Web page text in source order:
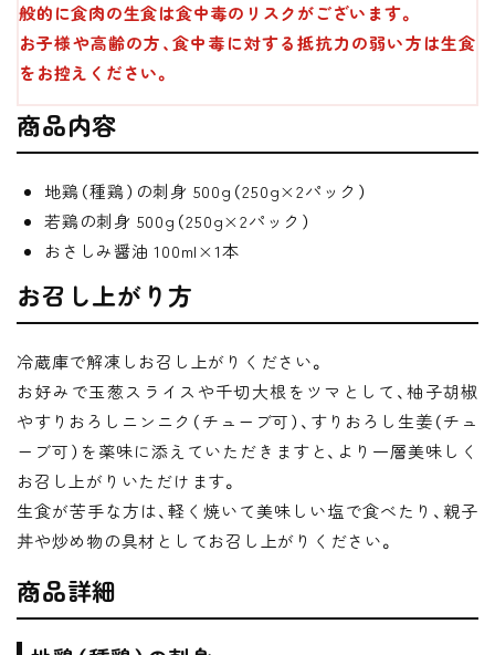
般的に食肉の生食は食中毒のリスクがございます。
お子様や高齢の方、食中毒に対する抵抗力の弱い方は生食
をお控えください。
商品内容
地鶏（種鶏）の刺身 500g（250g×2パック）
若鶏の刺身 500g（250g×2パック）
おさしみ醤油 100ml×1本
お召し上がり方
冷蔵庫で解凍しお召し上がりください。
お好みで玉葱スライスや千切大根をツマとして、柚子胡椒
やすりおろしニンニク（チューブ可）、すりおろし生姜（チュ
ーブ可）を薬味に添えていただきますと、より一層美味しく
お召し上がりいただけます。
生食が苦手な方は、軽く焼いて美味しい塩で食べたり、親子
丼や炒め物の具材としてお召し上がりください。
商品詳細